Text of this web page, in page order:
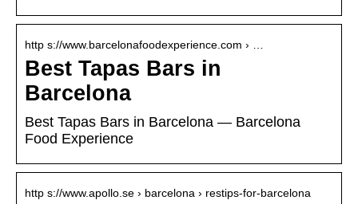
http s://www.barcelonafoodexperience.com › …
Best Tapas Bars in
Barcelona
Best Tapas Bars in Barcelona — Barcelona
Food Experience
http s://www.apollo.se › barcelona › restips-for-barcelona